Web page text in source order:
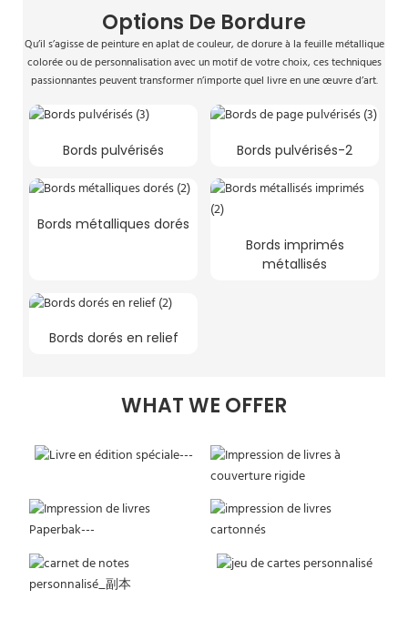
Options De Bordure
Qu’il s’agisse de peinture en aplat de couleur, de dorure à la feuille métallique
colorée ou de personnalisation avec un motif de votre choix, ces techniques
passionnantes peuvent transformer n’importe quel livre en une œuvre d’art.
Bords pulvérisés Bords pulvérisés-2
Bords métalliques dorés
Bords imprimés
métallisés
Bords dorés en relief
WHAT WE OFFER